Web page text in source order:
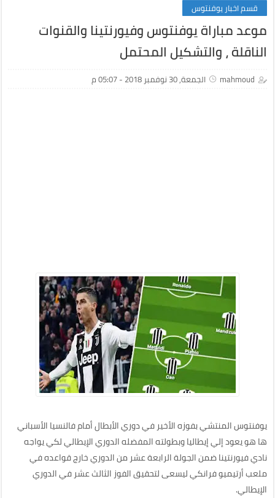
قسم اخبار يوفنتوس
موعد مباراة يوفنتوس وفيورنتينا والقنوات
الناقلة ، والتشكيل المحتمل
mahmoud الجمعة, 30 نوفمبر 2018 - 05:07 م
يوفنتوس المنتشي بفوزه الأخير في دوري الأبطال أمام فالنسيا الأسباني
ها هو يعود إلي إيطاليا وبطولته المفضله الدوري الإيطالي لكي يواجه
نادي فيورنتينا ضمن الجولة الرابعة عشر من الدوري خارج قواعده في
ملعب أرتيميو فرانكي ليسعى لتحقيق الفوز الثالث عشر في الدوري
الإيطالي.